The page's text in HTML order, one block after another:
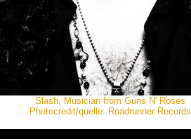
Slash, Musician from Guns N' Roses
Photocredit/quelle: Roadrunner Records